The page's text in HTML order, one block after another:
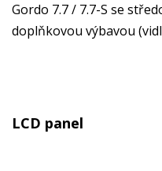
Gordo 7.7 / 7.7-S se
doplňkovou výbavou
LCD panel